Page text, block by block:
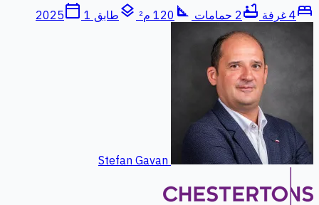
bed4 غرفة bathtub 2 حمامات square_foot 120 م² layers طابق 1 calendar_today
2025
Stefan Gavan